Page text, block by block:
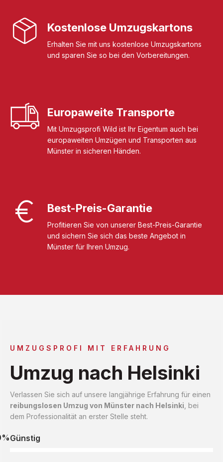
Kostenlose Umzugskartons
Erhalten Sie mit uns kostenlose Umzugskartons
und sparen Sie so bei den Vorbereitungen.
Europaweite Transporte
Mit Umzugsprofi Wild ist Ihr Eigentum auch bei
europaweiten Umzügen und Transporten aus
Münster in sicheren Händen.
Best-Preis-Garantie
Profitieren Sie von unserer Best-Preis-Garantie
und sichern Sie sich das beste Angebot in
Münster für Ihren Umzug.
UMZUGSPROFI MIT ERFAHRUNG
Umzug nach Helsinki
Verlassen Sie sich auf unsere langjährige Erfahrung für einen
reibungslosen Umzug von Münster nach Helsinki , bei
dem Professionalität an erster Stelle steht.
Günstig